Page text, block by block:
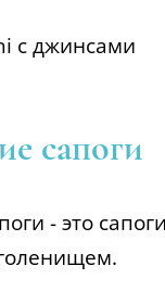
сапоги
- это